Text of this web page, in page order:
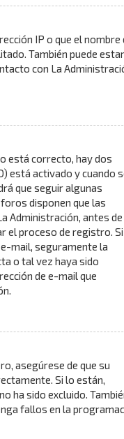
IP o que el nombre
También puede estar
con La
está correcto, hay dos
está activado y cuando
que seguir algunas
disponen que las
Administración, antes de
el proceso de registro.
mail, seguramente la
o tal vez haya sido
de e-mail que
asegúrese de que su
Si lo están,
ha sido excluido.
fallos en la